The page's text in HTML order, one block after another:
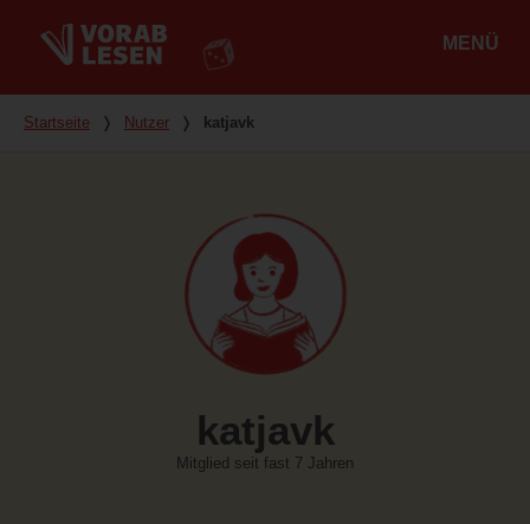
MENÜ
Du bist hier
Startseite ❭ Nutzer ❭ katjavk
katjavk
Mitglied seit fast 7 Jahren